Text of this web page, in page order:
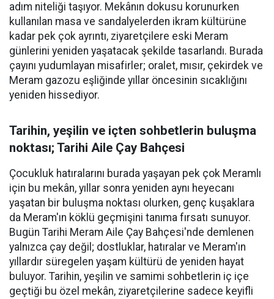
adım niteliği taşıyor. Mekânın dokusu korunurken
kullanılan masa ve sandalyelerden ikram kültürüne
kadar pek çok ayrıntı, ziyaretçilere eski Meram
günlerini yeniden yaşatacak şekilde tasarlandı. Burada
çayını yudumlayan misafirler; oralet, mısır, çekirdek ve
Meram gazozu eşliğinde yıllar öncesinin sıcaklığını
yeniden hissediyor.
Tarihin, yeşilin ve içten sohbetlerin buluşma
noktası; Tarihi Aile Çay Bahçesi
Çocukluk hatıralarını burada yaşayan pek çok Meramlı
için bu mekân, yıllar sonra yeniden aynı heyecanı
yaşatan bir buluşma noktası olurken, genç kuşaklara
da Meram'ın köklü geçmişini tanıma fırsatı sunuyor.
Bugün Tarihi Meram Aile Çay Bahçesi'nde demlenen
yalnızca çay değil; dostluklar, hatıralar ve Meram'ın
yıllardır süregelen yaşam kültürü de yeniden hayat
buluyor. Tarihin, yeşilin ve samimi sohbetlerin iç içe
geçtiği bu özel mekân, ziyaretçilerine sadece keyifli